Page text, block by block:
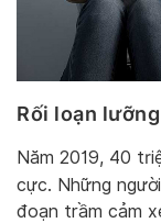
Rối loạn
Năm 2019, 40
cực. Những
đoạn trầm cảm